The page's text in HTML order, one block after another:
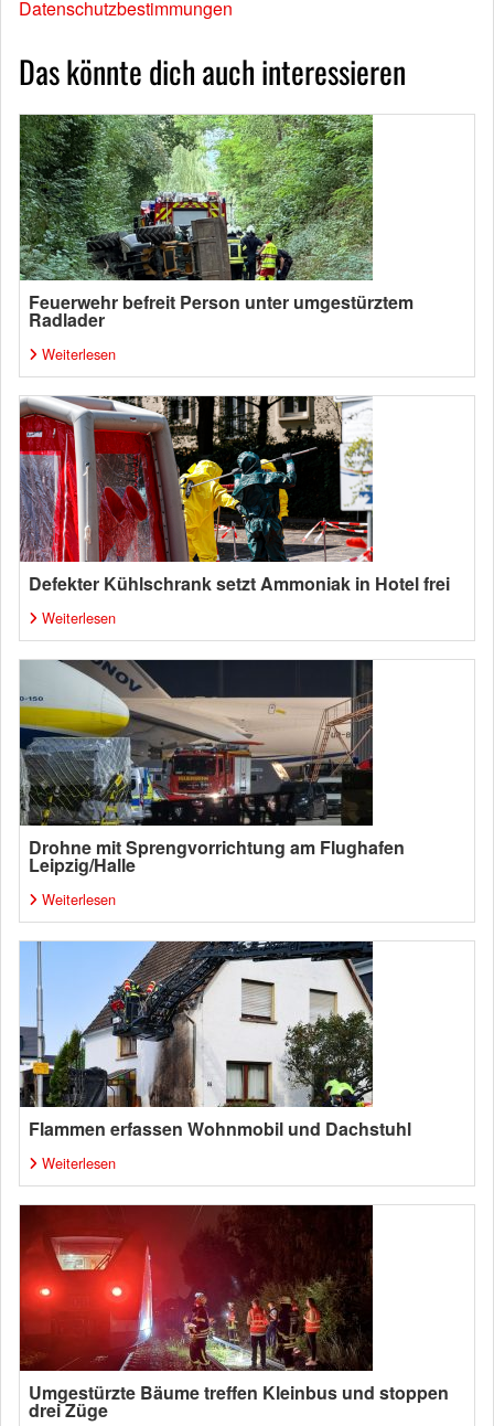
Datenschutzbestimmungen
Das könnte dich auch interessieren
Feuerwehr befreit Person unter umgestürztem
Radlader
Weiterlesen
Defekter Kühlschrank setzt Ammoniak in Hotel frei
Weiterlesen
Drohne mit Sprengvorrichtung am Flughafen
Leipzig/Halle
Weiterlesen
Flammen erfassen Wohnmobil und Dachstuhl
Weiterlesen
Umgestürzte Bäume treffen Kleinbus und stoppen
drei Züge